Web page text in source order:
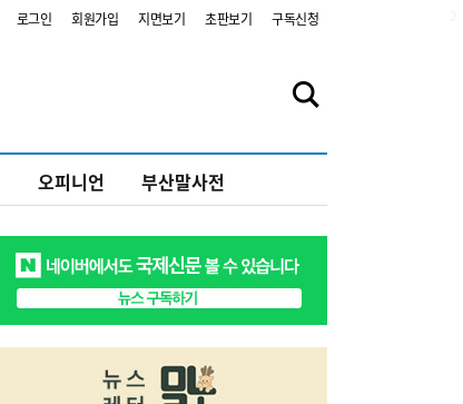
로그인 회원가입 지면보기 초판보기 구독신청
오피니언 부산말사전